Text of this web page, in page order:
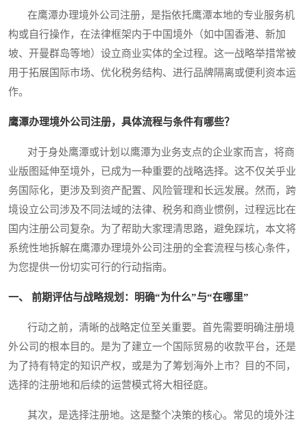
在鹰潭办理境外公司注册，是指依托鹰潭本地的专业服务机
构或自行操作，在法律框架内于中国境外（如中国香港、新加
坡、开曼群岛等地）设立商业实体的全过程。这一战略举措常被
用于拓展国际市场、优化税务结构、进行品牌隔离或便利资本运
作。
鹰潭办理境外公司注册，具体流程与条件有哪些？
对于身处鹰潭或计划以鹰潭为业务支点的企业家而言，将商
业版图延伸至境外，已成为一种重要的战略选择。这不仅关乎业
务国际化，更涉及到资产配置、风险管理和长远发展。然而，跨
境设立公司涉及不同法域的法律、税务和商业惯例，过程远比在
国内注册公司复杂。为了帮助大家理清思路，避免踩坑，本文将
系统性地拆解在鹰潭办理境外公司注册的全套流程与核心条件，
为您提供一份切实可行的行动指南。
一、 前期评估与战略规划：明确“为什么”与“在哪里”
行动之前，清晰的战略定位至关重要。首先需要明确注册境
外公司的根本目的。是为了建立一个国际贸易的收款平台，还是
为了持有特定的知识产权，或是为了筹划海外上市？目的不同，
选择的注册地和后续的运营模式将大相径庭。
其次，是选择注册地。这是整个决策的核心。常见的境外注